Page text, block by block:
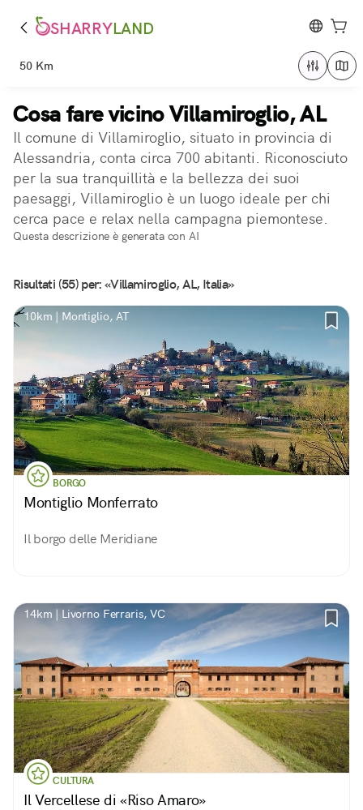
SHARRYLAND
50 Km
Cosa fare vicino Villamiroglio, AL
Il comune di Villamiroglio, situato in provincia di
Alessandria, conta circa 700 abitanti. Riconosciuto
per la sua tranquillità e la bellezza dei suoi
paesaggi, Villamiroglio è un luogo ideale per chi
cerca pace e relax nella campagna piemontese.
Questa descrizione è generata con AI
Risultati (55) per: «Villamiroglio, AL, Italia»
10km | Montiglio, AT
BORGO
Montiglio Monferrato
Il borgo delle Meridiane
14km | Livorno Ferraris, VC
CULTURA
Il Vercellese di «Riso Amaro»